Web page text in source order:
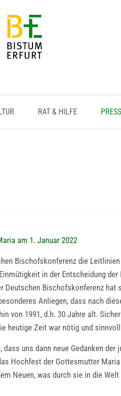
RAT & HILFE
am 1. Januar 2022
Bischofskonferenz die
in der Entscheidung der
Deutschen Bischofskonferenz hat
Anliegen, dass nach
von 1991, d.h. 30 Jahre alt.
heutige Zeit war nötig und
uns dann neue Gedanken der
Hochfest der Gottesmutter
Neuen, was durch sie in die